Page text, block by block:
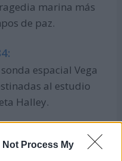
Not Process My
marina más
de paz.
espacial Vega
al estudio
Halley.
(Estados Unidos) el